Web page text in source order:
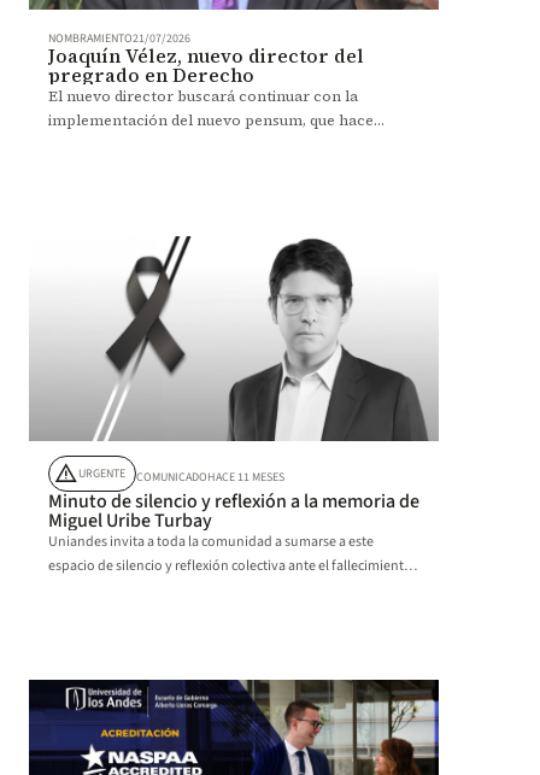
NOMBRAMIENTO21/07/2026
Joaquín Vélez, nuevo director del
pregrado en Derecho
El nuevo director buscará continuar con la
implementación del nuevo pensum, que hace
warningURGENTE COMUNICADOHACE 11 MESES
Minuto de silencio y reflexión a la memoria de
Miguel Uribe Turbay
Uniandes invita a toda la comunidad a sumarse a este
espacio de silencio y reflexión colectiva ante el fallecimiento